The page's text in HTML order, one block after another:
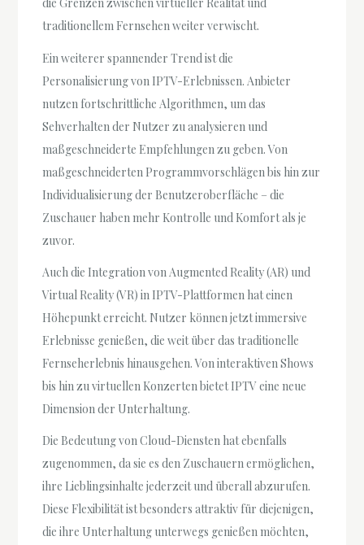
die Grenzen zwischen virtueller Realität und
traditionellem Fernsehen weiter verwischt.
Ein weiterer spannender Trend ist die
Personalisierung von IPTV-Erlebnissen. Anbieter
nutzen fortschrittliche Algorithmen, um das
Sehverhalten der Nutzer zu analysieren und
maßgeschneiderte Empfehlungen zu geben. Von
maßgeschneiderten Programmvorschlägen bis hin zur
Individualisierung der Benutzeroberfläche – die
Zuschauer haben mehr Kontrolle und Komfort als je
zuvor.
Auch die Integration von Augmented Reality (AR) und
Virtual Reality (VR) in IPTV-Plattformen hat einen
Höhepunkt erreicht. Nutzer können jetzt immersive
Erlebnisse genießen, die weit über das traditionelle
Fernseherlebnis hinausgehen. Von interaktiven Shows
bis hin zu virtuellen Konzerten bietet IPTV eine neue
Dimension der Unterhaltung.
Die Bedeutung von Cloud-Diensten hat ebenfalls
zugenommen, da sie es den Zuschauern ermöglichen,
ihre Lieblingsinhalte jederzeit und überall abzurufen.
Diese Flexibilität ist besonders attraktiv für diejenigen,
die ihre Unterhaltung unterwegs genießen möchten,